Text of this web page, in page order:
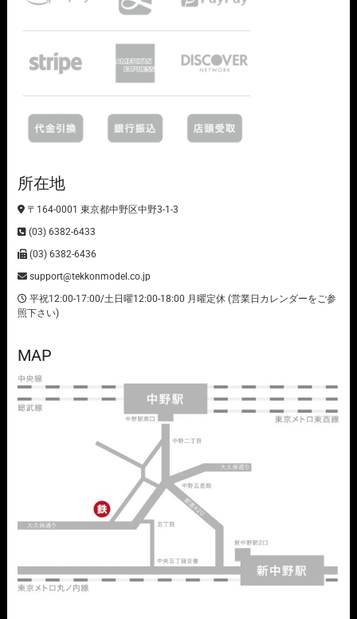
所在地
〒164-0001 東京都中野区中野3-1-3
(03) 6382-6433
(03) 6382-6436
support@tekkonmodel.co.jp
平祝12:00-17:00/土日曜12:00-18:00 月曜定休 (営業日カレンダーをご参
照下さい)
MAP